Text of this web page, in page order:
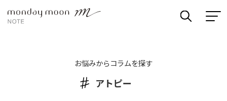
お悩みからコラムを探す
アトピー